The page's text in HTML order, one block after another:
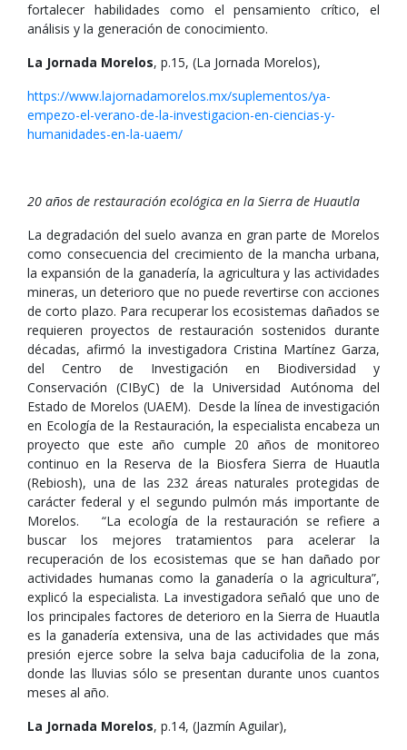
fortalecer habilidades como el pensamiento crítico, el
análisis y la generación de conocimiento.
La Jornada Morelos, p.15, (La Jornada Morelos),
https://www.lajornadamorelos.mx/suplementos/ya-
empezo-el-verano-de-la-investigacion-en-ciencias-y-
humanidades-en-la-uaem/
20 años de restauración ecológica en la Sierra de Huautla
La degradación del suelo avanza en gran parte de Morelos
como consecuencia del crecimiento de la mancha urbana,
la expansión de la ganadería, la agricultura y las actividades
mineras, un deterioro que no puede revertirse con acciones
de corto plazo. Para recuperar los ecosistemas dañados se
requieren proyectos de restauración sostenidos durante
décadas, afirmó la investigadora Cristina Martínez Garza,
del Centro de Investigación en Biodiversidad y
Conservación (CIByC) de la Universidad Autónoma del
Estado de Morelos (UAEM). Desde la línea de investigación
en Ecología de la Restauración, la especialista encabeza un
proyecto que este año cumple 20 años de monitoreo
continuo en la Reserva de la Biosfera Sierra de Huautla
(Rebiosh), una de las 232 áreas naturales protegidas de
carácter federal y el segundo pulmón más importante de
Morelos. “La ecología de la restauración se refiere a
buscar los mejores tratamientos para acelerar la
recuperación de los ecosistemas que se han dañado por
actividades humanas como la ganadería o la agricultura”,
explicó la especialista. La investigadora señaló que uno de
los principales factores de deterioro en la Sierra de Huautla
es la ganadería extensiva, una de las actividades que más
presión ejerce sobre la selva baja caducifolia de la zona,
donde las lluvias sólo se presentan durante unos cuantos
meses al año.
La Jornada Morelos, p.14, (Jazmín Aguilar),